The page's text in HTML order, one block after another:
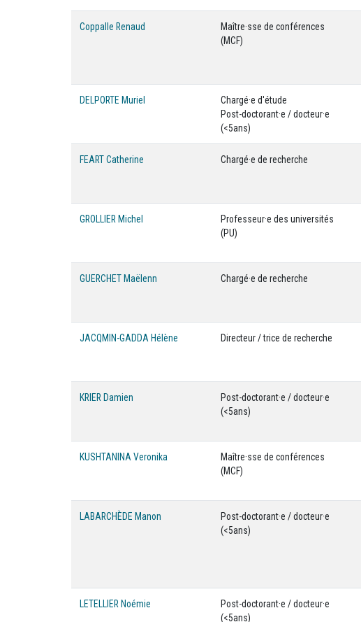
Coppalle Renaud
Maître·sse de conférences
(MCF)
DELPORTE Muriel
Chargé·e d'étude
Post-doctorant·e / docteur·e
(<5ans)
FEART Catherine Chargé·e de recherche
GROLLIER Michel
Professeur·e des universités
(PU)
GUERCHET Maëlenn Chargé·e de recherche
JACQMIN-GADDA Hélène Directeur / trice de recherche
KRIER Damien
Post-doctorant·e / docteur·e
(<5ans)
KUSHTANINA Veronika
Maître·sse de conférences
(MCF)
LABARCHÈDE Manon
Post-doctorant·e / docteur·e
(<5ans)
LETELLIER Noémie
Post-doctorant·e / docteur·e
(<5ans)